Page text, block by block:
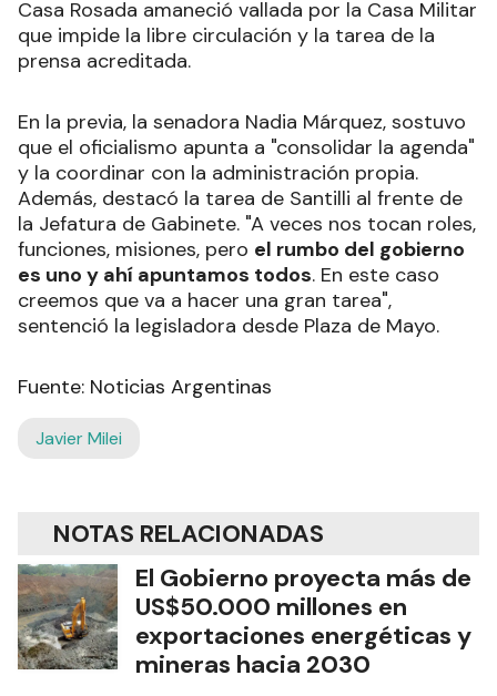
Casa Rosada amaneció vallada por la Casa Militar
que impide la libre circulación y la tarea de la
prensa acreditada.
En la previa, la senadora Nadia Márquez, sostuvo
que el oficialismo apunta a "consolidar la agenda"
y la coordinar con la administración propia.
Además, destacó la tarea de Santilli al frente de
la Jefatura de Gabinete. "A veces nos tocan roles,
funciones, misiones, pero el rumbo del gobierno
es uno y ahí apuntamos todos. En este caso
creemos que va a hacer una gran tarea",
sentenció la legisladora desde Plaza de Mayo.
Fuente: Noticias Argentinas
Javier Milei
NOTAS RELACIONADAS
El Gobierno proyecta más de
US$50.000 millones en
exportaciones energéticas y
mineras hacia 2030